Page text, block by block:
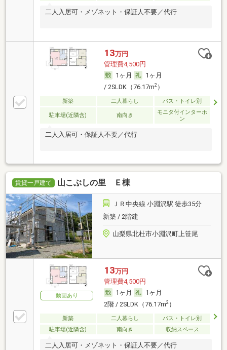
二人入居可・メゾネット・保証人不要／代行
13万円
管理費4,500円
1ヶ月
1ヶ月
/ 2SLDK（76.17m2）
新築 二人暮らし バス・トイレ別
駐車場(近隣含) 南向き
モニタ付インターホ
ン
二人入居可・保証人不要／代行
賃貸一戸建て 山こぶしの里 Ｅ棟
ＪＲ中央線 小淵沢駅 徒歩35分
新築 / 2階建
山梨県北杜市小淵沢町上笹尾
動画あり
13万円
管理費4,500円
1ヶ月
1ヶ月
2階 / 2SLDK（76.17m2）
新築 二人暮らし
バス・トイレ別
駐車場(近隣含)
南向き 収納スペース
二人入居可・メゾネット・保証人不要／代行